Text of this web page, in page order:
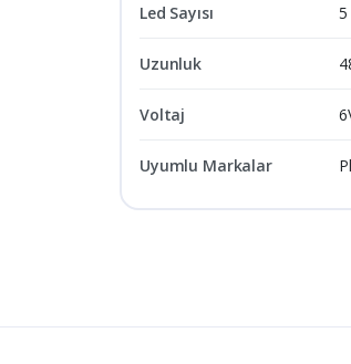
Led Sayısı 5
Uzunluk
Voltaj
Uyumlu Markalar